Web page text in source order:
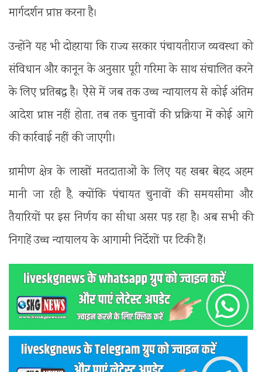
मार्गदर्शन प्राप्त करना है।
उन्होंने यह भी दोहराया कि राज्य सरकार पंचायतीराज व्यवस्था को
संविधान और कानून के अनुसार पूरी गरिमा के साथ संचालित करने
के लिए प्रतिबद्ध है। ऐसे में जब तक उच्च न्यायालय से कोई अंतिम
आदेश प्राप्त नहीं होता, तब तक चुनावों की प्रक्रिया में कोई आगे
की कार्रवाई नहीं की जाएगी।
ग्रामीण क्षेत्र के लाखों मतदाताओं के लिए यह खबर बेहद अहम
मानी जा रही है, क्योंकि पंचायत चुनावों की समयसीमा और
तैयारियों पर इस निर्णय का सीधा असर पड़ रहा है। अब सभी की
निगाहें उच्च न्यायालय के आगामी निर्देशों पर टिकी हैं।